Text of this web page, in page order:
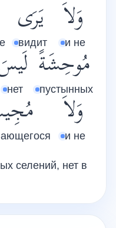
وَلاَ
и не
يَرَى
видит
مُوحِشَةً
пустынных
нет
وَلاَ
и не
селений, нет в